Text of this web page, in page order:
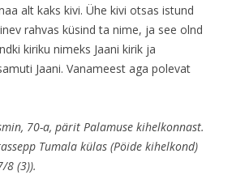
alt kaks kivi. Ühe kivi otsas istund
rahvas küsind ta nime, ja see olnd
kiriku nimeks Jaani kirik ja
Jaani. Vanameest aga polevat
70-a, pärit Palamuse kihelkonnast.
Tumala külas (Pöide kihelkond)
8 (3)).